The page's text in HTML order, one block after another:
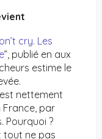
cry. Les
”, publié en aux
estime le
nettement
France, par
Pourquoi ?
tout ne pas